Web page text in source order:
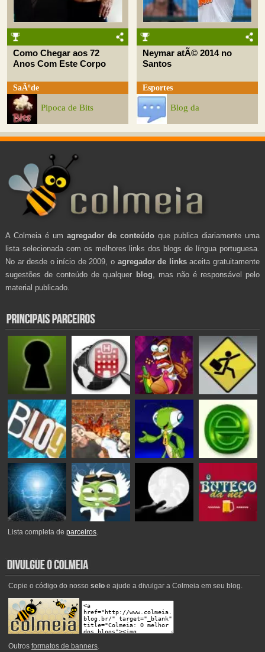
Como Chegar aos 72
Anos Com Este Corpo
SaÃºde
Pipoca de Bits
Neymar atÃ© 2014 no
Santos
Esportes
Blog da
A Colmeia é um agregador de conteúdo que publica diariamente uma
lista selecionada com os melhores links dos blogs de língua portuguesa.
No ar desde o início de 2009, o agregador de linksaceita gratuitamente
sugestões de conteúdo de qualquer blog , mas não é responsável pelo
material publicado.
Lista completa deparceiros.
Copie o código do nosso seloe ajude a divulgar a Colmeia em seu blog.
Outros formatos de banners.